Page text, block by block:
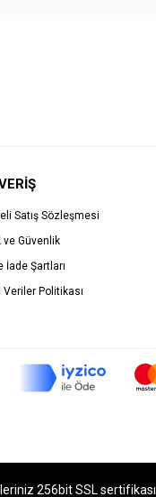
Satış Sözleşmesi
ve Güvenlik
İade Şartları
Veriler Politikası
256bit SSL